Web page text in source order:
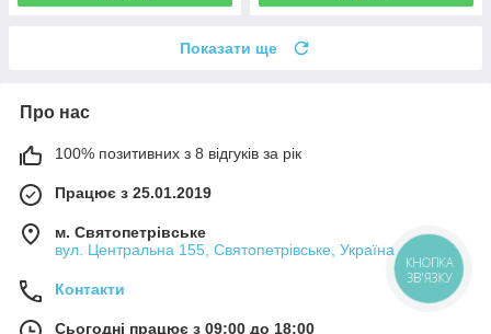
Показати ще
Про нас
100% позитивних з 8 відгуків за рік
Працює з 25.01.2019
м. Святопетрівське
вул. Центральна 155, Святопетрівське, Україна
Контакти
Сьогодні працює з 09:00 до 18:00
КНОПКА
ЗВ'ЯЗКУ